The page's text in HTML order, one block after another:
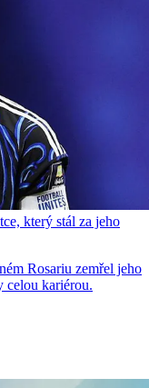
který stál za jeho
Rosariu zemřel jeho
celou kariérou.